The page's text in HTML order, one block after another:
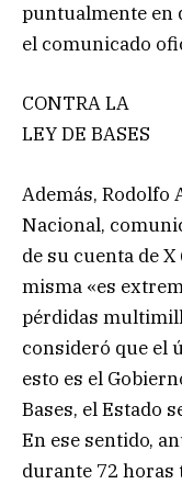
puntualmente en
el comunicado
CONTRA LA
LEY DE BASES
Además, Rodolfo
Nacional,
de su cuenta de
misma «es
pérdidas
consideró que el
esto es el
Bases, el Estado
En ese sentido,
durante 72 horas